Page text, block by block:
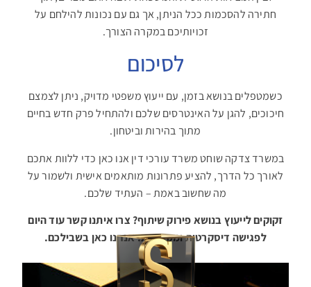
חתירה להסכמות ככל הניתן, אך גם עם נכונות להילחם על
זכויותיכם במקרה הצורך.
לסיכום
כשמטפלים בנושא בזמן, עם ייעוץ משפטי מדויק, ניתן לצמצם
חיכוכים, להגן על האינטרסים שלכם ולהתחיל פרק חדש בחיים
מתוך בהירות וביטחון.
במשרד צדקה שוחט משרד עורכי דין אנו כאן כדי ללוות אתכם
לאורך כל הדרך, להציע פתרונות מותאמים אישית ולשמור על
מה שחשוב באמת – העתיד שלכם.
זקוקים לייעוץ בנושא פירוק שיתוף? צרו איתנו קשר עוד היום
לפגישה דיסקרטית ומקצועית. אנחנו כאן בשבילכם.